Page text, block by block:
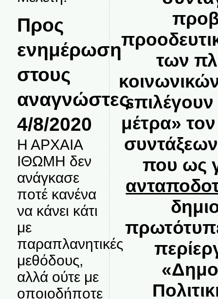
Προς
ενημέρωση
στους
αναγνώστες.
4/8/2020
Η ΑΡΧΑΙΑ
ΙΘΩΜΗ δεν
ανάγκασε
ποτέ κανένα
να κάνει κάτι
με
παραπλανητικές
μεθόδους,
αλλά ούτε με
οποιοδήποτε
των
μέτρα»
που ως